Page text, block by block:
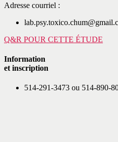
Adresse courriel :
Q&R POUR CETTE ÉTUDE
Information
et inscription
514-291-3473 ou 514-890-